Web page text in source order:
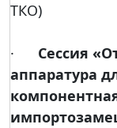
ТКО)
· Сессия
аппаратура